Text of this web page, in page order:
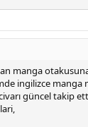
manga
ingilizce manga
güncel takip